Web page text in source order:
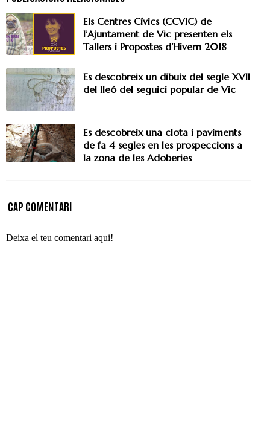
Els Centres Cívics (CCVIC) de
l’Ajuntament de Vic presenten els
Tallers i Propostes d’Hivern 2018
Es descobreix un dibuix del segle XVII
del lleó del seguici popular de Vic
Es descobreix una clota i paviments
de fa 4 segles en les prospeccions a
la zona de les Adoberies
CAP COMENTARI
Deixa el teu comentari aqui!